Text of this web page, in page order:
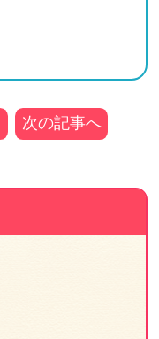
次の記事へ